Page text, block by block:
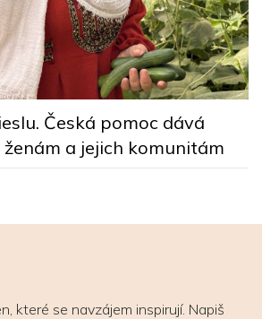
Česká pomoc dává
a jejich komunitám
které se navzájem inspirují. Napiš